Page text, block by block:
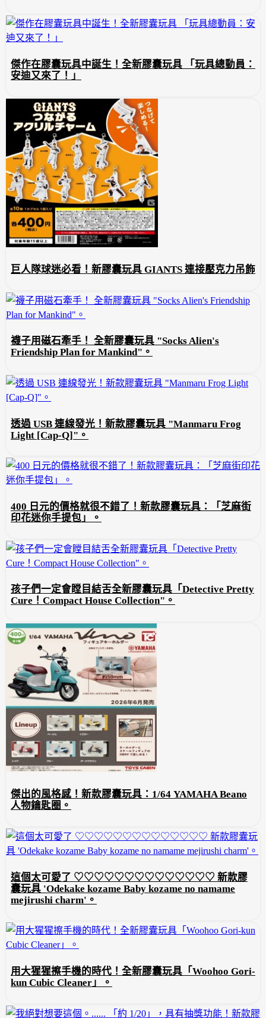
傑作在膠囊玩具中誕生！全新膠囊玩具 「玩具總動員：
安迪又來了！」
巨人隊球迷必看！新膠囊玩具 GIANTS 連接壓克力吊飾
襪子用磁石牽手！ 全新膠囊玩具 "Socks Alien's
Friendship Plan for Mankind"。
透過 USB 連線發光！新款膠囊玩具 "Manmaru Frog
Light [Cap-Q]"。
400 日元的價格就很不錯了！新款膠囊玩具：「芝麻街
印花迷你手提包」。
孩子們一定會瞠目結舌全新膠囊玩具「Detective Pretty
Cure！Compact House Collection"。
傑出的風格感！新款膠囊玩具：1/64 YAMAHA Beano
人物鑰匙圈。
這個太可愛了 ♡♡♡♡♡♡♡♡♡♡♡♡♡♡ 新款膠
囊玩具 'Odekake kozame Baby kozame no namame
mejirushi charm'。
用大猩猩擦手機的時代！全新膠囊玩具「Woohoo Gori-
kun Cubic Cleaner」。